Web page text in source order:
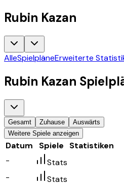
Rubin Kazan
AlleSpielpläneErweiterte
Rubin Kazan
Gesamt Zuhause
Auswärts
Weitere Spiele anzeigen
Datum Spiele
Statistiken
-
Stats
-
Stats